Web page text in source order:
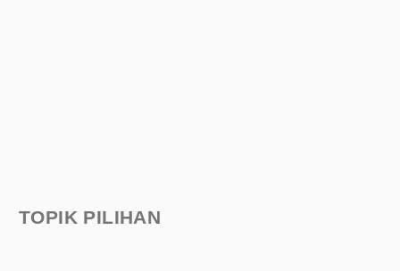
TOPIK PILIHAN